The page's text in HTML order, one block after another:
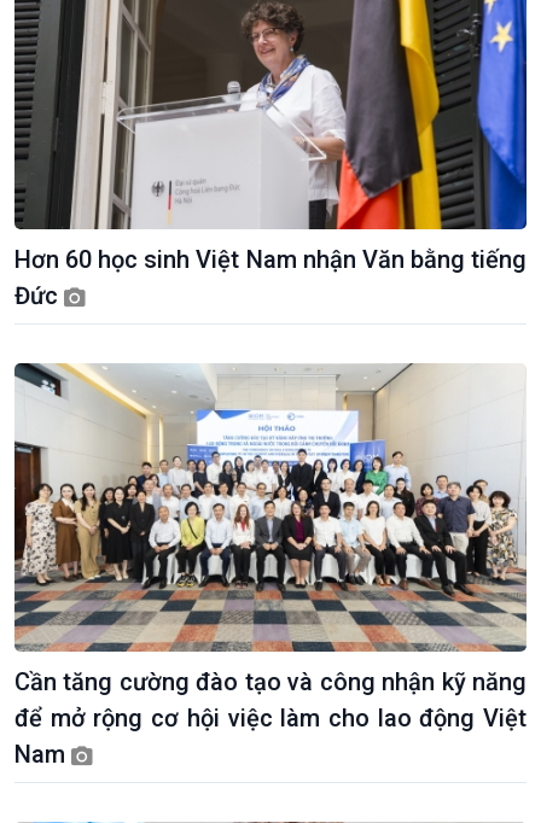
Thời sự 21h30
Bản tin
Chuyên mục
Theo dòng Thời sự
Hơn 60 học sinh Việt Nam nhận Văn bằng tiếng
Đức
Cần tăng cường đào tạo và công nhận kỹ năng
để mở rộng cơ hội việc làm cho lao động Việt
Nam